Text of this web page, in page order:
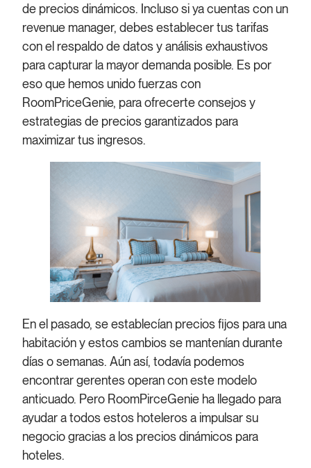
de precios dinámicos. Incluso si ya cuentas con un
revenue manager, debes establecer tus tarifas
con el respaldo de datos y análisis exhaustivos
para capturar la mayor demanda posible. Es por
eso que hemos unido fuerzas con
RoomPriceGenie, para ofrecerte consejos y
estrategias de precios garantizados para
maximizar tus ingresos.
En el pasado, se establecían precios fijos para una
habitación y estos cambios se mantenían durante
días o semanas. Aún así, todavía podemos
encontrar gerentes operan con este modelo
anticuado. Pero RoomPirceGenie ha llegado para
ayudar a todos estos hoteleros a impulsar su
negocio gracias a los precios dinámicos para
hoteles.